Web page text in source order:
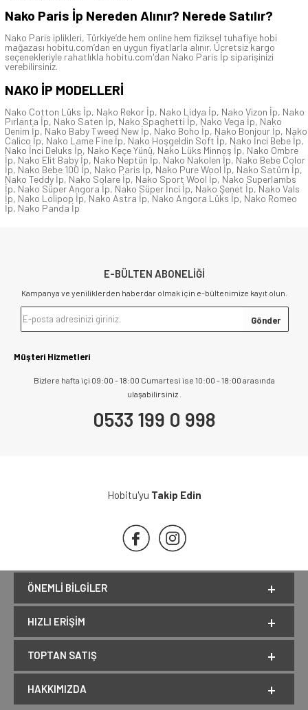
Nako Paris İp Nereden Alınır? Nerede Satılır?
Nako Paris iplikleri, Türkiye’de hem online hem fiziksel tuhafiye hobi
mağazası hobitu.com’dan en uygun fiyatlarla alınır. Ücretsiz kargo
seçenekleriyle rahatlıkla hobitu.com'dan Nako Paris İp siparişinizi
verebilirsiniz.
NAKO İP MODELLERİ
Nako Cotton Lüks İp, Nako Rekor İp, Nako Lidya İp, Nako Vizon İp, Nako
Pırlanta İp, Nako Saten İp, Nako Spaghetti İp,Nako Vega İp, Nako
Denim İp,Nako Baby Tweed New İp, Nako Boho İp, Nako Bonjour İp, Nako
Calico İp, Nako Lame Fine İp, Nako Hoşgeldin Soft İp, Nako İnci Bebe İp,
Nako İnci Deluks İp, Nako Keçe Yünü, Nako Lüks Minnoş İp, Nako Ombre
İp, Nako Elit Baby İp, Nako Neptün İp, Nako Nakolen İp, Nako Bebe Color
İp, Nako Bebe 100 İp, Nako Paris İp,Nako Pure Wool İp, Nako Satürn İp,
Nako Teddy İp, Nako Solare İp, Nako Sport Wool İp, Nako Superlambs
İp, Nako Süper Angora İp, Nako Süper İnci İp, Nako Şenet İp,Nako Vals
İp, Nako Lolipop İp, Nako Astra İp,Nako Angora Lüks İp, Nako Romeo
İp, Nako Panda İp
E-BÜLTEN ABONELİĞİ
Kampanya ve yeniliklerden haberdar olmak için e-bültenimize kayıt olun.
Müşteri Hizmetleri
Bizlere hafta içi 09:00 - 18:00 Cumartesi ise 10:00 - 18:00 arasında
ulaşabilirsiniz .
0533 199 0 998
Hobitu'yu Takip Edin
ÖNEMLI BILGILER
HIZLI ERIŞIM
TOPTAN SATIŞ
HAKKIMIZDA